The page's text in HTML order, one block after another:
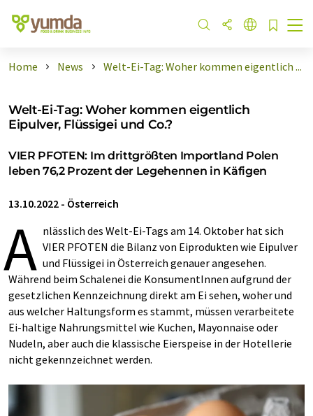
Home News Welt-Ei-Tag: Woher kommen eigentlich ...
Welt-Ei-Tag: Woher kommen eigentlich
Eipulver, Flüssigei und Co.?
VIER PFOTEN: Im drittgrößten Importland Polen
leben 76,2 Prozent der Legehennen in Käfigen
13.10.2022 - Österreich
A nlässlich des Welt-Ei-Tags am 14. Oktober hat sich
VIER PFOTEN die Bilanz von Eiprodukten wie Eipulver
und Flüssigei in Österreich genauer angesehen.
Während beim Schalenei die KonsumentInnen aufgrund der
gesetzlichen Kennzeichnung direkt am Ei sehen, woher und
aus welcher Haltungsform es stammt, müssen verarbeitete
Ei-haltige Nahrungsmittel wie Kuchen, Mayonnaise oder
Nudeln, aber auch die klassische Eierspeise in der Hotellerie
nicht gekennzeichnet werden.